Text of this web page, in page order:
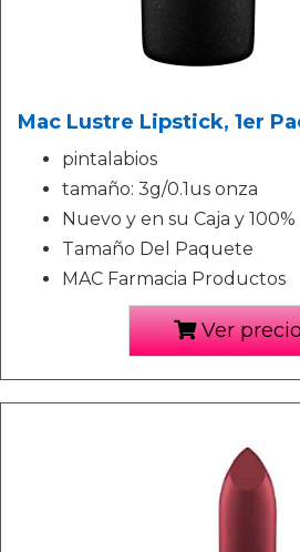
Mac Lustre Lipstick, 1er
pintalabios
tamaño: 3g/0.1us onza
Nuevo y en su Caja y
Tamaño Del Paquete
MAC Farmacia Productos
Ver